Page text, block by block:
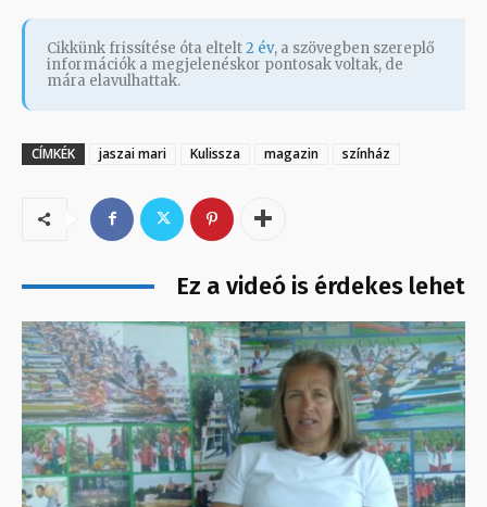
Cikkünk frissítése óta eltelt2 év, a szövegben szereplő
információk a megjelenéskor pontosak voltak, de
mára elavulhattak.
CÍMKÉK jaszai mari Kulissza magazin színház
Ez a videó is érdekes lehet